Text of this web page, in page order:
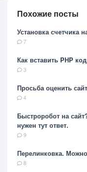
Похожие посты
Установка счетчика
7
Как вставить PHP
3
Просьба оценить сайт
4
Быстроробот на
нужен тут ответ.
9
Перелинковка.
8